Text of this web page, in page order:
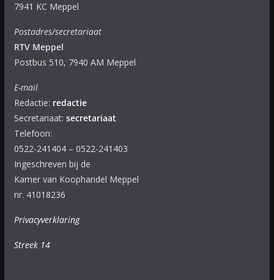
7941 KC Meppel
Postadres/secretariaat
RTV Meppel
Postbus 510, 7940 AM Meppel
E-mail
Redactie: redactie
Secretariaat: secretariaat
Telefoon:
0522-241404 – 0522-241403
Ingeschreven bij de
Kamer van Koophandel Meppel
nr. 41018236
Privacyverklaring
Streek 14